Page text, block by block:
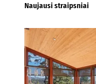
Naujausi straipsniai